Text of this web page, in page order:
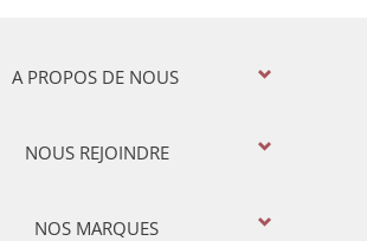
A PROPOS DE NOUS
NOUS REJOINDRE
NOS MARQUES